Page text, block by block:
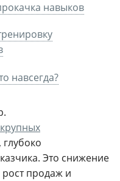
навыков
навсегда?
, глубоко
Это снижение
рост продаж и